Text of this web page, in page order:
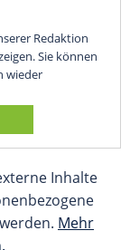
Redaktion
Sie können
wieder
Inhalte
Mehr